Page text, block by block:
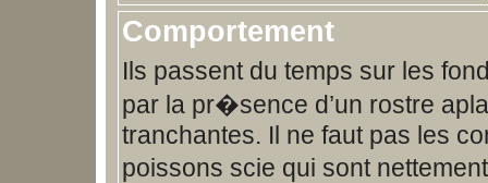
Comportement
Ils passent du temps sur les
par la pr�sence d’un rostre
tranchantes. Il ne faut pas les
poissons scie qui sont